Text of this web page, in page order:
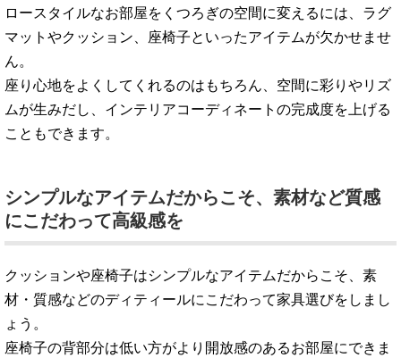
ロースタイルなお部屋をくつろぎの空間に変えるには、ラグ
マットやクッション、座椅子といったアイテムが欠かせませ
ん。
座り心地をよくしてくれるのはもちろん、空間に彩りやリズ
ムが生みだし、インテリアコーディネートの完成度を上げる
こともできます。
シンプルなアイテムだからこそ、素材など質感
にこだわって高級感を
クッションや座椅子はシンプルなアイテムだからこそ、素
材・質感などのディティールにこだわって家具選びをしまし
ょう。
座椅子の背部分は低い方がより開放感のあるお部屋にできま